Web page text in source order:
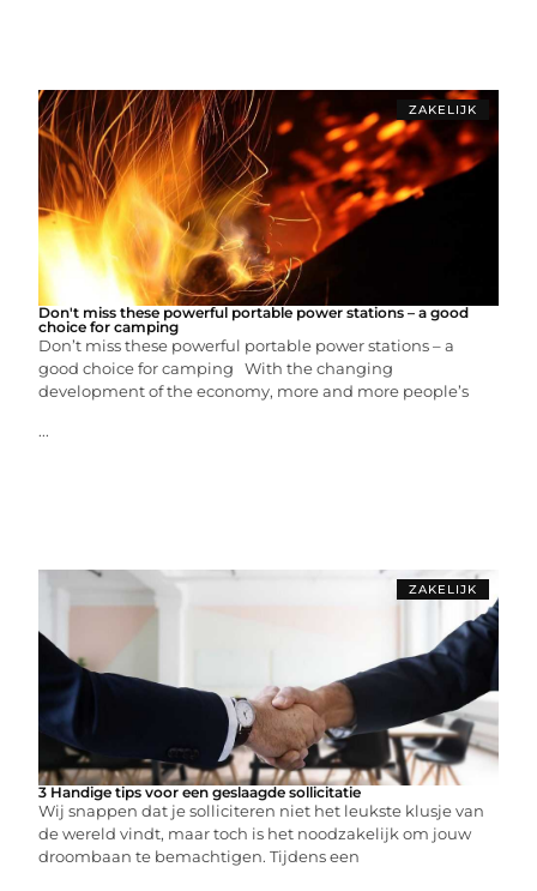
ZAKELIJK
Don't miss these powerful portable power stations – a good
choice for camping
Don’t miss these powerful portable power stations – a
good choice for camping With the changing
development of the economy, more and more people’s
...
ZAKELIJK
3 Handige tips voor een geslaagde sollicitatie
Wij snappen dat je solliciteren niet het leukste klusje van
de wereld vindt, maar toch is het noodzakelijk om jouw
droombaan te bemachtigen. Tijdens een